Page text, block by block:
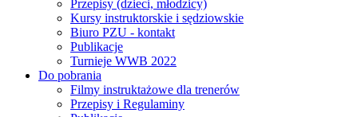
Przepisy (dzieci, młodzicy)
Kursy instruktorskie i sędziowskie
Biuro PZU - kontakt
Publikacje
Turnieje WWB 2022
Do pobrania
Filmy instruktażowe dla trenerów
Przepisy i Regulaminy